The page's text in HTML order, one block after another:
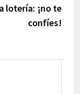
lotería: ¡no te
confíes!